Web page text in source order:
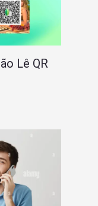
Lê QR